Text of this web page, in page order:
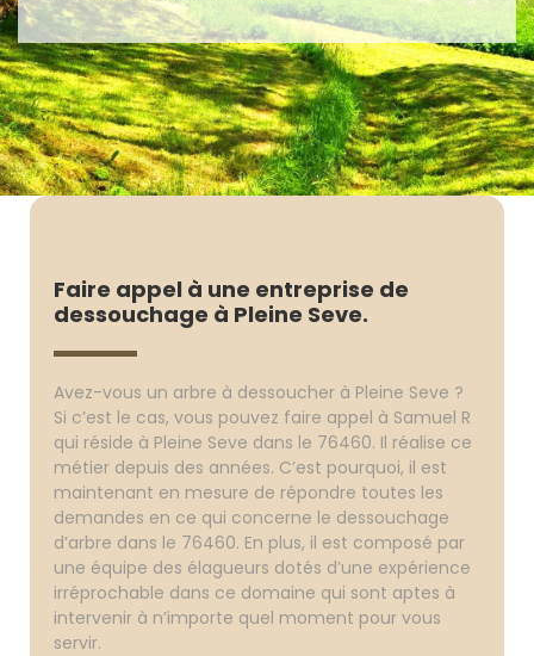
Faire appel à une entreprise de
dessouchage à Pleine Seve.
Avez-vous un arbre à dessoucher à Pleine Seve ?
Si c’est le cas, vous pouvez faire appel à Samuel R
qui réside à Pleine Seve dans le 76460. Il réalise ce
métier depuis des années. C’est pourquoi, il est
maintenant en mesure de répondre toutes les
demandes en ce qui concerne le dessouchage
d’arbre dans le 76460. En plus, il est composé par
une équipe des élagueurs dotés d’une expérience
irréprochable dans ce domaine qui sont aptes à
intervenir à n’importe quel moment pour vous
servir.